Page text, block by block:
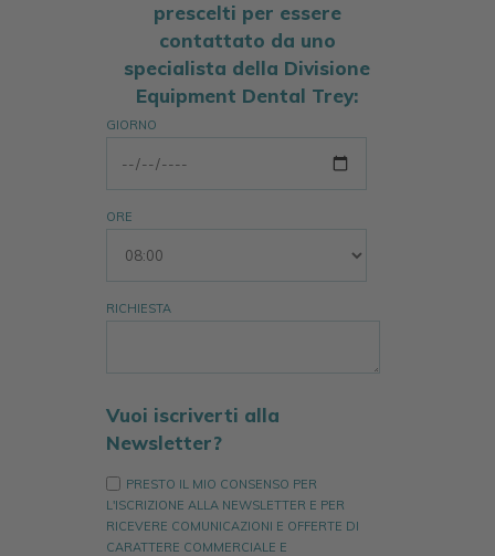
prescelti per essere
contattato da uno
specialista della Divisione
Equipment Dental Trey:
GIORNO
ORE
RICHIESTA
Vuoi iscriverti alla
Newsletter?
PRESTO IL MIO CONSENSO PER
L'ISCRIZIONE ALLA NEWSLETTER E PER
RICEVERE COMUNICAZIONI E OFFERTE DI
CARATTERE COMMERCIALE E